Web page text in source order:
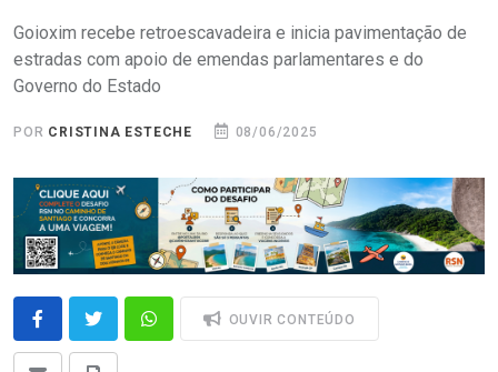
Goioxim recebe retroescavadeira e inicia pavimentação de
estradas com apoio de emendas parlamentares e do
Governo do Estado
POR CRISTINA ESTECHE 08/06/2025
OUVIR CONTEÚDO